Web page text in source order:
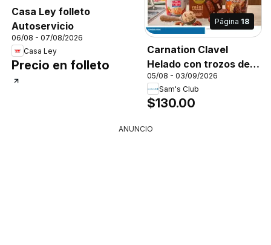
Casa Ley folleto
Autoservicio
06/08 - 07/08/2026
Casa Ley
Precio en folleto
Página 18
Carnation Clavel
Helado con trozos de
nuez y almendra, 998
g
05/08 - 03/09/2026
Sam's Club
$130.00
ANUNCIO